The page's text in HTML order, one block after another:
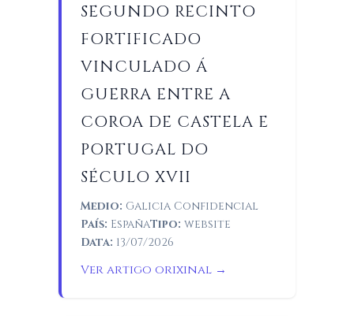
SEGUNDO RECINTO
FORTIFICADO
VINCULADO Á
GUERRA ENTRE A
COROA DE CASTELA E
PORTUGAL DO
SÉCULO XVII
Medio: Galicia Confidencial
País: EspañaTipo: website
Data: 13/07/2026
Ver artigo orixinal →